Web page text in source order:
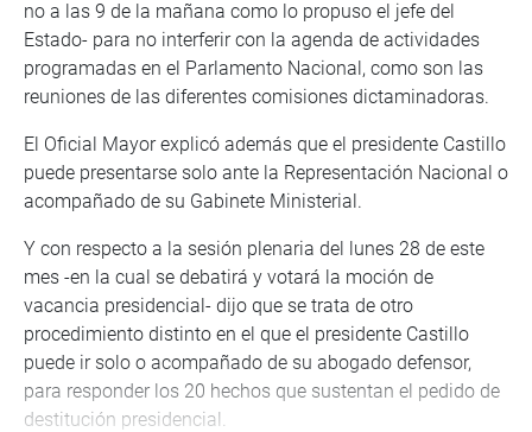
no a las 9 de la mañana como lo propuso el jefe del
Estado- para no interferir con la agenda de actividades
programadas en el Parlamento Nacional, como son las
reuniones de las diferentes comisiones dictaminadoras.
El Oficial Mayor explicó además que el presidente Castillo
puede presentarse solo ante la Representación Nacional o
acompañado de su Gabinete Ministerial.
Y con respecto a la sesión plenaria del lunes 28 de este
mes -en la cual se debatirá y votará la moción de
vacancia presidencial- dijo que se trata de otro
procedimiento distinto en el que el presidente Castillo
puede ir solo o acompañado de su abogado defensor,
para responder los 20 hechos que sustentan el pedido de
destitución presidencial.